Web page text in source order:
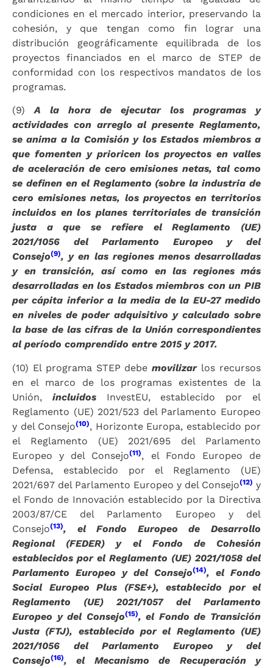
condiciones en el mercado interior, preservando la
cohesión, y que tengan como fin lograr una
distribución geográficamente equilibrada de los
proyectos financiados en el marco de STEP de
conformidad con los respectivos mandatos de los
programas.
(9)A la hora de ejecutar los programas y
actividades con arreglo al presente Reglamento,
se anima a la Comisión y los Estados miembros a
que fomenten y prioricen los proyectos en valles
de aceleración de cero emisiones netas, tal como
se definen en el Reglamento (sobre la industria de
cero emisiones netas, los proyectos en territorios
incluidos en los planes territoriales de transición
justa a que se refiere el Reglamento (UE)
2021/1056 del Parlamento Europeo y del
Consejo(9), y en las regiones menos desarrolladas
y en transición, así como en las regiones más
desarrolladas en los Estados miembros con un PIB
per cápita inferior a la media de la EU-27 medido
en niveles de poder adquisitivo y calculado sobre
la base de las cifras de la Unión correspondientes
al período comprendido entre 2015 y 2017.
(10) El programa STEP debemovilizarlos recursos
en el marco de los programas existentes de la
Unión, incluidosInvestEU, establecido por el
Reglamento (UE) 2021/523 del Parlamento Europeo
y del Consejo(10), Horizonte Europa, establecido por
el Reglamento (UE) 2021/695 del Parlamento
Europeo y del Consejo(11), el Fondo Europeo de
Defensa, establecido por el Reglamento (UE)
2021/697 del Parlamento Europeo y del Consejo(12) y
el Fondo de Innovación establecido por la Directiva
2003/87/CE del Parlamento Europeo y del
Consejo(13), el Fondo Europeo de Desarrollo
Regional (FEDER) y el Fondo de Cohesión
establecidos por el Reglamento (UE) 2021/1058 del
Parlamento Europeo y del Consejo(14), el Fondo
Social Europeo Plus (FSE+), establecido por el
Reglamento (UE) 2021/1057 del Parlamento
Europeo y del Consejo(15), el Fondo de Transición
Justa (FTJ), establecido por el Reglamento (UE)
2021/1056 del Parlamento Europeo y del
Consejo(16), el Mecanismo de Recuperación y